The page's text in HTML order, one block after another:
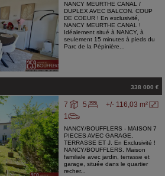
NANCY MEURTHE CANAL /
DUPLEX AVEC BALCON. COUP
DE COEUR ! En exclusivité,
NANCY MEURTHE CANAL !
Idéalement situé à NANCY, à
seulement 15 minutes à pieds du
Parc de la Pépinière...
338 000 €
+/- 116,03 m²
7
5
1
NANCY/BOUFFLERS - MAISON 7
PIECES AVEC GARAGE,
TERRASSE ET J. En Exclusivité !
NANCY/BOUFFLERS. Maison
familiale avec jardin, terrasse et
garage, située dans le quartier
recher...